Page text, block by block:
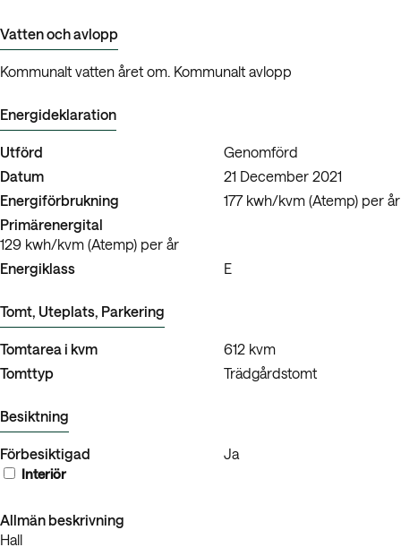
Vatten och avlopp
Kommunalt vatten året om. Kommunalt avlopp
Energideklaration
Utförd
Genomförd
Datum
21 December 2021
Energiförbrukning
177 kwh/kvm (Atemp) per år
Primärenergital
129 kwh/kvm (Atemp) per år
Energiklass
E
Tomt, Uteplats, Parkering
Tomtarea i kvm
612 kvm
Tomttyp
Trädgårdstomt
Besiktning
Förbesiktigad Ja
Interiör
Allmän beskrivning
Hall